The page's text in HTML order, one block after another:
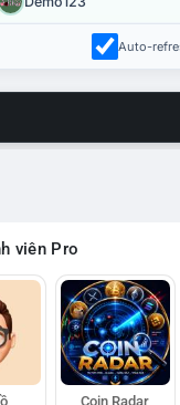
Auto-
viên Pro
Coin Radar